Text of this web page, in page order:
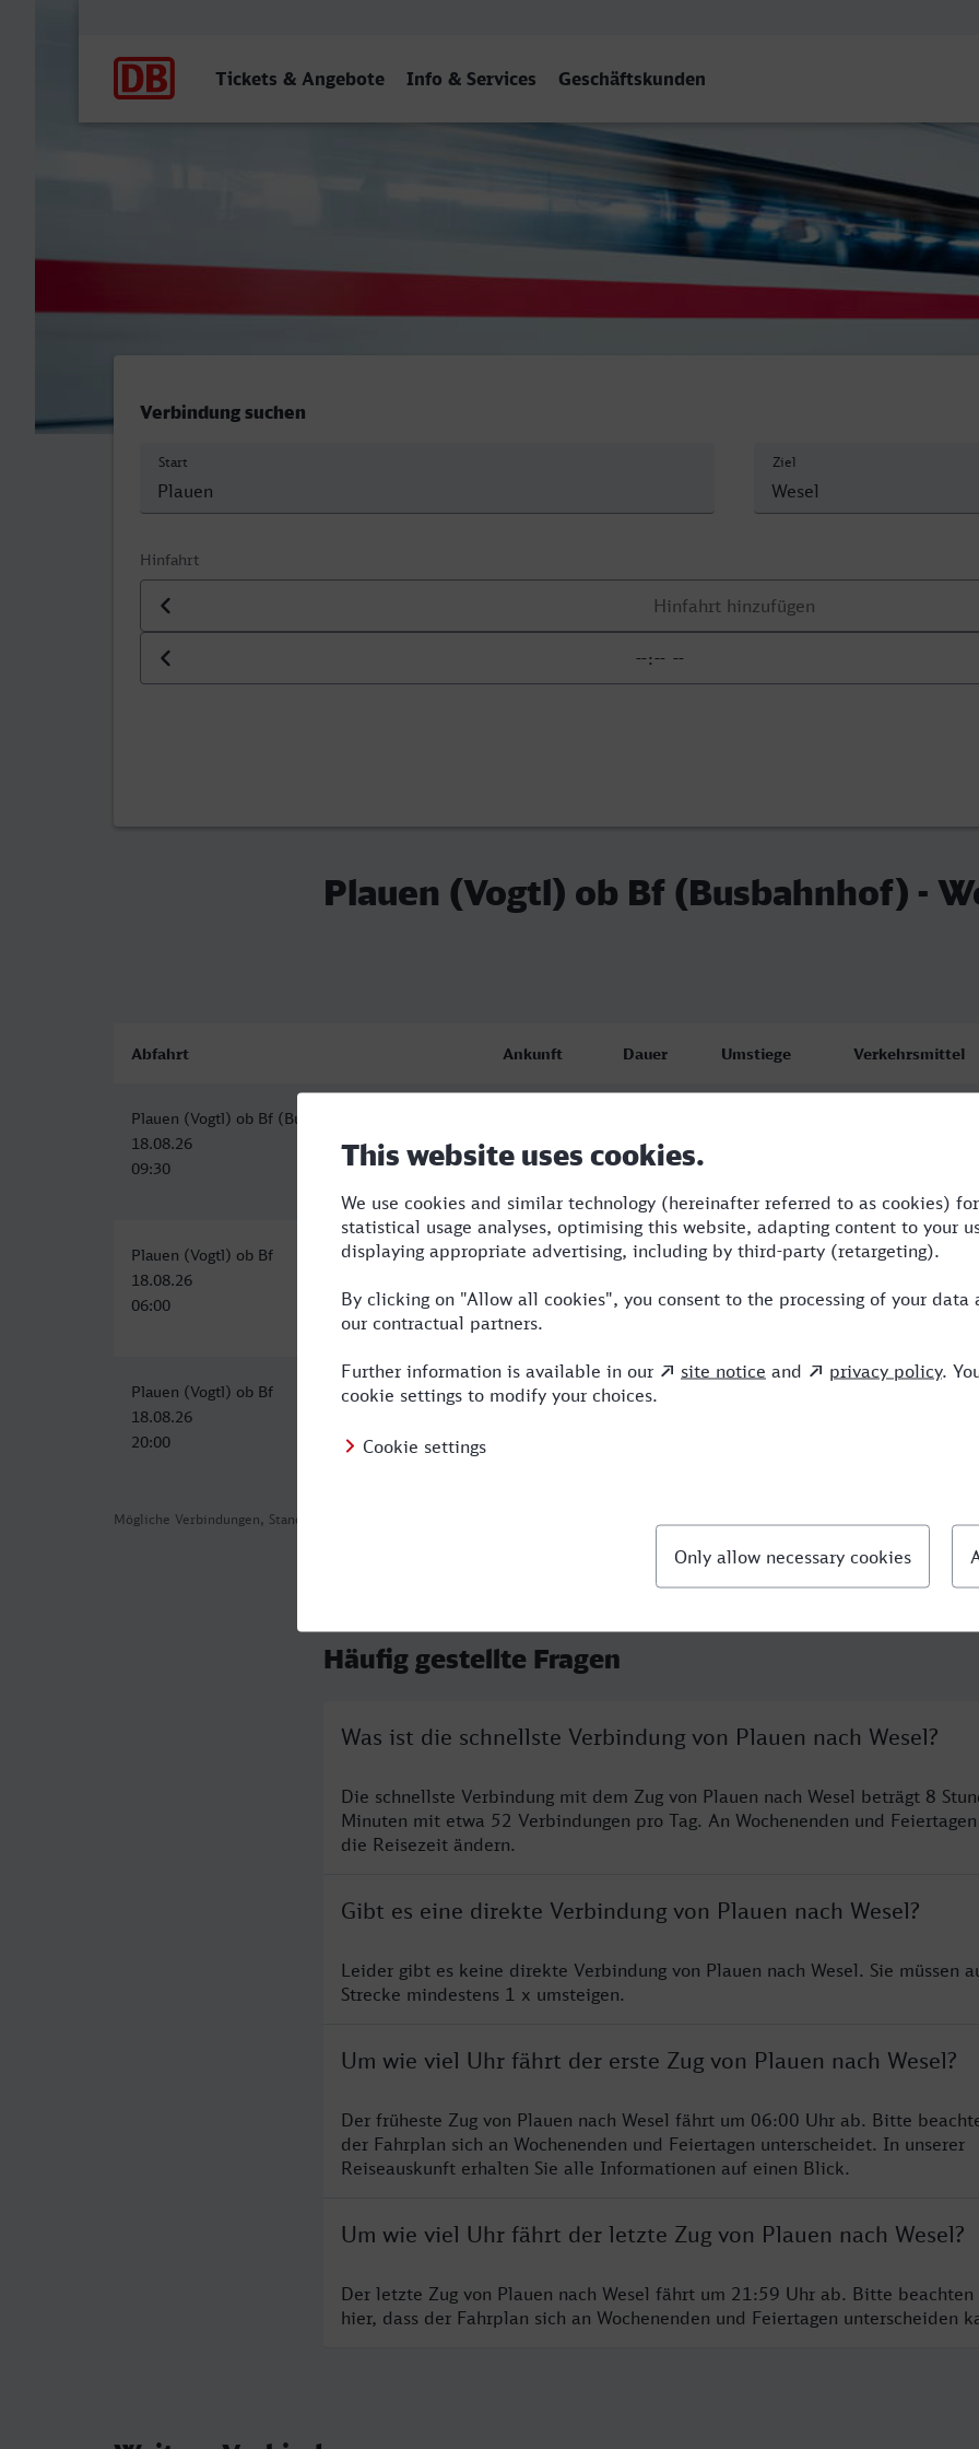
Tickets & Angebote Info & Services Geschäftskunden
Plauen (Vogtl) ob Bf (Busbahnhof) - Wesel
Verbindung suchen
Start Ziel
Hinfahrt
Datum der Hinfahrt
Uhrzeit der Hinfahrt
Plauen (Vogtl) ob Bf (Busbahnhof) -
Mögliche Verbindungen, Stand: 2026-08-04 12:45
Abfahrt Ankunft Dauer Umstiege Verkehrsmittel
Plauen (Vogtl) ob Bf (Busbahnhof)
18.08.26
09:30
17:38
Plauen (Vogtl) ob Bf
18.08.26
06:00
Wesel
14:53
8:53 4 ICE,NX,MRB
Plauen (Vogtl) ob Bf
18.08.26
20:00
Wesel
11:49
Häufig gestellte Fragen
Was ist die schnellste Verbindung von Plauen nach Wesel?
Die schnellste Verbindung mit dem Zug von Plauen nach Wesel beträgt 8
Minuten mit etwa 52 Verbindungen pro Tag. An Wochenenden und
die Reisezeit ändern.
Gibt es eine direkte Verbindung von Plauen nach Wesel?
Leider gibt es keine direkte Verbindung von Plauen nach Wesel. Sie müssen
Strecke mindestens 1 x umsteigen.
Um wie viel Uhr fährt der erste Zug von Plauen nach Wesel?
Der früheste Zug von Plauen nach Wesel fährt um 06:00 Uhr ab. Bitte
der Fahrplan sich an Wochenenden und Feiertagen unterscheidet. In unserer
Reiseauskunft erhalten Sie alle Informationen auf einen Blick.
Um wie viel Uhr fährt der letzte Zug von Plauen nach Wesel?
Der letzte Zug von Plauen nach Wesel fährt um 21:59 Uhr ab. Bitte beachten
hier, dass der Fahrplan sich an Wochenenden und Feiertagen unterscheiden